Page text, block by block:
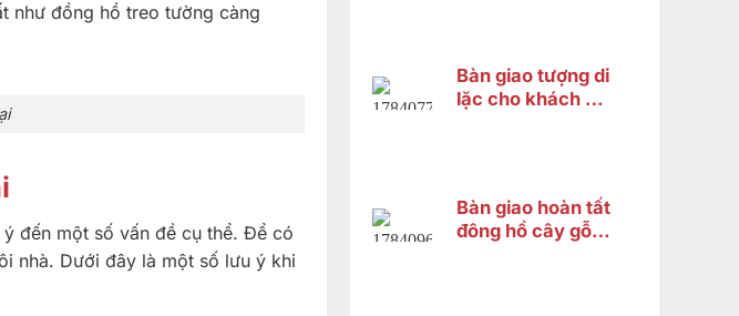
như đồng hồ treo tường càng
đến một số vấn đề cụ thể. Để có
nhà. Dưới đây là một số lưu ý khi
Bàn giao tượng di
lặc cho khách chị
Bàn giao hoàn tất
đông hồ cây gỗ